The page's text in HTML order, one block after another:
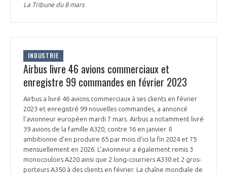
COMPÉTITIVITÉ
EMPLOI & FORMATION
ENVIRONNEMENT
INTERNATIONALISATION
LES PUBLICATIONS
DOCUMENTS & BROCHURES
RAPPORTS D'ACTIVITÉS
La Tribune du 8 mars
INDUSTRIE
Airbus livre 46 avions commerciaux et
enregistre 99 commandes en février 2023
Airbus a livré 46 avions commerciaux à ses clients en février
2023 et enregistré 99 nouvelles commandes, a annoncé
l'avionneur européen mardi 7 mars. Airbus a notamment livré
39 avions de la famille A320, contre 16 en janvier. Il
ambitionne d'en produire 65 par mois d'ici la fin 2024 et 75
mensuellement en 2026. L'avionneur a également remis 3
monocouloirs A220 ainsi que 2 long-courriers A330 et 2 gros-
porteurs A350 à des clients en février. La chaîne mondiale de